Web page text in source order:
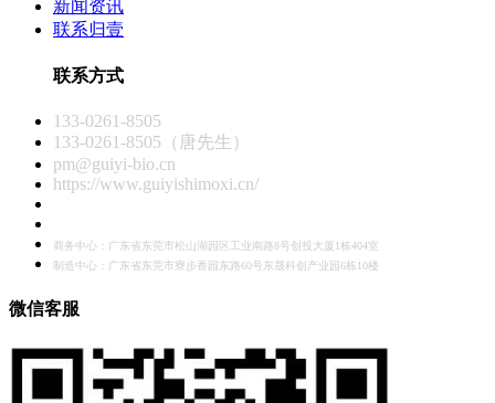
新闻资讯
联系归壹
联系方式
133-0261-8505
133-0261-8505（唐先生）
pm@guiyi-bio.cn
https://www.guiyishimoxi.cn/
商务中心：广东省东莞市松山湖园区工业南路8号创投大厦1栋404室
制造中心：广东省东莞市寮步香园东路60号东晟科创产业园6栋10楼
微信客服